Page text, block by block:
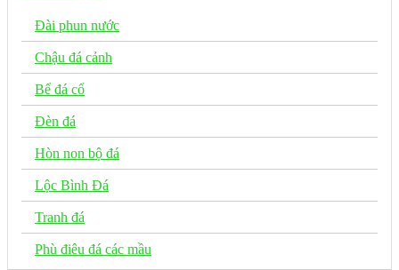
Đài phun nước
Chậu đá cảnh
Bể đá cổ
Đèn đá
Hòn non bộ đá
Lộc Bình Đá
Tranh đá
Phù điêu đá các mầu